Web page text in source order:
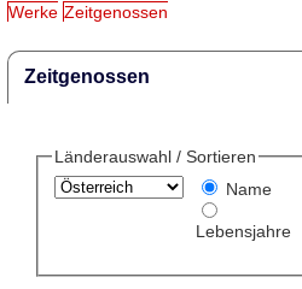
Werke Zeitgenossen
Zeitgenossen
Länderauswahl / Sortieren
Name
Lebensjahre